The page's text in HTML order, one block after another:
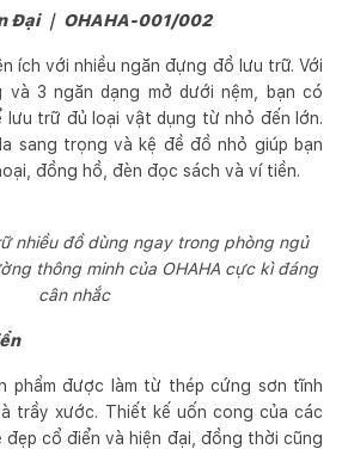
Đại ｜ OHAHA-001/002
ích với nhiều ngăn đựng đồ lưu trữ. Với
và 3 ngăn dạng mở dưới nệm, bạn có
lưu trữ đủ loại vật dụng từ nhỏ đến lớn.
sang trọng và kệ đề đồ nhỏ giúp bạn
đồng hồ, đèn đọc sách và ví tiền.
nhiều đồ dùng ngay trong phòng ngủ
thông minh của OHAHA cực kì đáng
cân nhắc
phẩm được làm từ thép cứng sơn tĩnh
trầy xước. Thiết kế uốn cong của các
cổ điển và hiện đại, đồng thời cũng